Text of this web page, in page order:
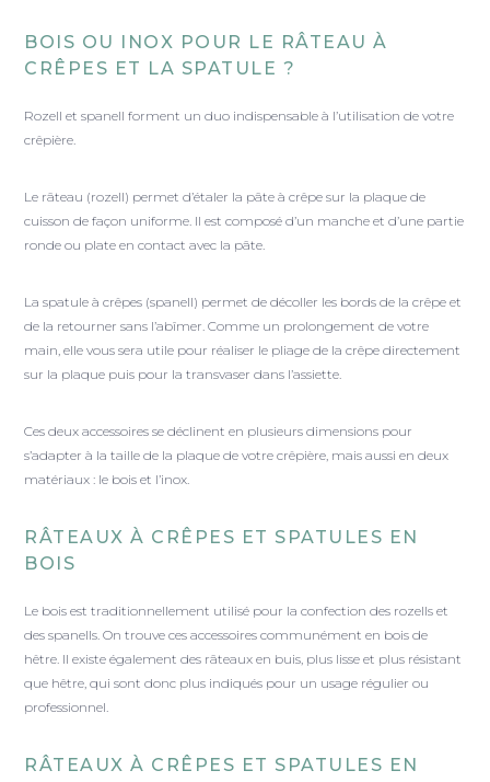
BOIS OU INOX POUR LE RÂTEAU À
CRÊPES ET LA SPATULE ?
Rozell et spanell forment un duo indispensable à l’utilisation de votre
crêpière.
Le râteau (rozell) permet d’étaler la pâte à crêpe sur la plaque de
cuisson de façon uniforme. Il est composé d’un manche et d’une partie
ronde ou plate en contact avec la pâte.
La spatule à crêpes (spanell) permet de décoller les bords de la crêpe et
de la retourner sans l’abîmer. Comme un prolongement de votre
main, elle vous sera utile pour réaliser le pliage de la crêpe directement
sur la plaque puis pour la transvaser dans l’assiette.
Ces deux accessoires se déclinent en plusieurs dimensions pour
s’adapter à la taille de la plaque de votre crêpière, mais aussi en deux
matériaux : le bois et l’inox.
RÂTEAUX À CRÊPES ET SPATULES EN
BOIS
Le bois est traditionnellement utilisé pour la confection des rozells et
des spanells. On trouve ces accessoires communément en bois de
hêtre. Il existe également des râteaux en buis, plus lisse et plus résistant
que hêtre, qui sont donc plus indiqués pour un usage régulier ou
professionnel.
RÂTEAUX À CRÊPES ET SPATULES EN